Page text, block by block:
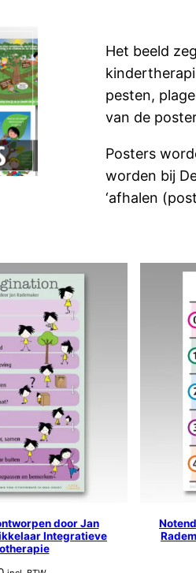
Het beeld
pesten,
van de
Posters
worden bij
‘afhalen
door Jan
Integratieve